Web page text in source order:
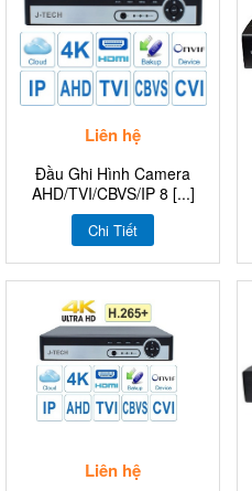
Liên hệ
Đầu Ghi Hình Camera
AHD/TVI/CBVS/IP 8 [...]
Chi Tiết
Liên hệ